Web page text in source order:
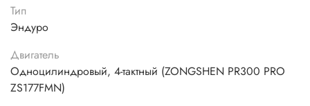
Тип
Эндуро
Двигатель
Одноцилиндровый, 4-тактный (ZONGSHEN PR300 PRO
ZS177FMN)